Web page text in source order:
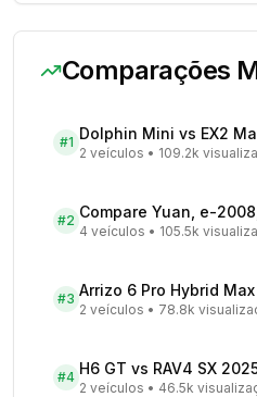
Comparações
#1
2 veículos • 109.2k
#2
4 veículos • 105.5k
#3
2 veículos • 78.8k
#4
2 veículos • 46.5k